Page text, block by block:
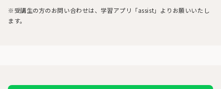
※受講生の方のお問い合わせは、学習アプリ「assist」よりお願いいたし
ます。